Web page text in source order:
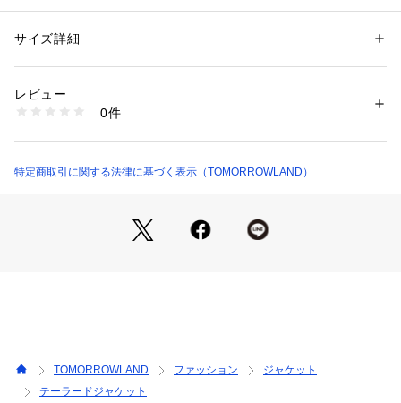
両サイドの裾のボタンを外してスリットにしたり、スピンドル
春先のデイリーアウターとして活躍してくれる、大人のカジュ
アルスタイルにおすすめの一着。
商品番号:12079207301
性別：レディース
素材：表地：コットン100％　裏地：コットン　キュプラ
洗濯：洗濯不可、漂白不可、タンブル乾燥不可、アイロン仕上げ可、ドラ
イ可、ウエットクリーニング可
商品番号：1095000001703 （モール）
サイズ詳細
レビュー
0件
特定商取引に関する法律に基づく表示（TOMORROWLAND）
TOMORROWLAND ファッション
ジャケット
テーラードジャケット